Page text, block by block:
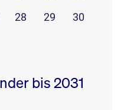
28 29
30
bis 2031